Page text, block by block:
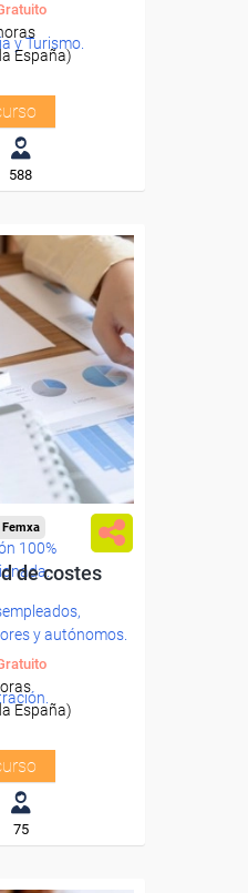
y Turismo.
España)
588
100%
y autónomos.
de costes
España)
75